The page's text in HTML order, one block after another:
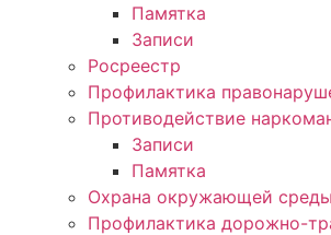
Памятка
Записи
Росреестр
Профилактика
Противодействие
Записи
Памятка
Охрана окружающей среды
Профилактика дорожно-